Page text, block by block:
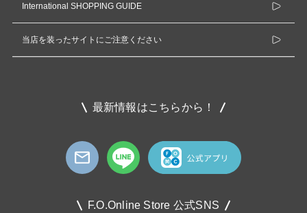
International SHOPPING GUIDE
当店を装ったサイトにご注意ください
最新情報はこちらから！
F.O.Online Store 公式SNS